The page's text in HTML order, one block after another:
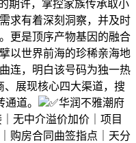
期许，掌控家族传承取小
求有着深刻洞察，并及时
更是顶序产物基因的融合
以世界前海的珍稀亲海地
连，明白该号码为独一热
、展现核心四大渠道，搜
道。
✅华润不雅潮府
无中介溢价加价｜项目
购房合同曲签指点｜天分